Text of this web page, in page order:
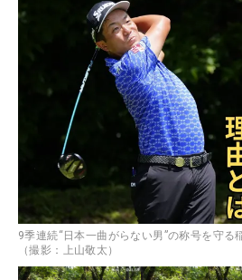
9季連続“日本一曲がらない男”の称号を守る
（撮影：上山敬太）